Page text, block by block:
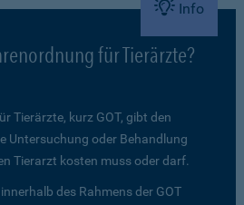
Info
für Tierärzte?
Tierärzte, kurz GOT, gibt den
Untersuchung oder Behandlung
Tierarzt kosten muss oder darf.
des Rahmens der GOT